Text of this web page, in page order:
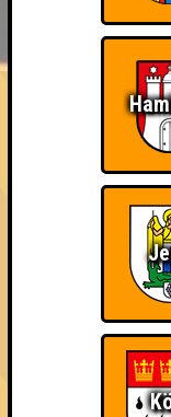
Gescheit_ert
Kleiner Hinweis:
verlieren,
schließlich
Errungenschaften